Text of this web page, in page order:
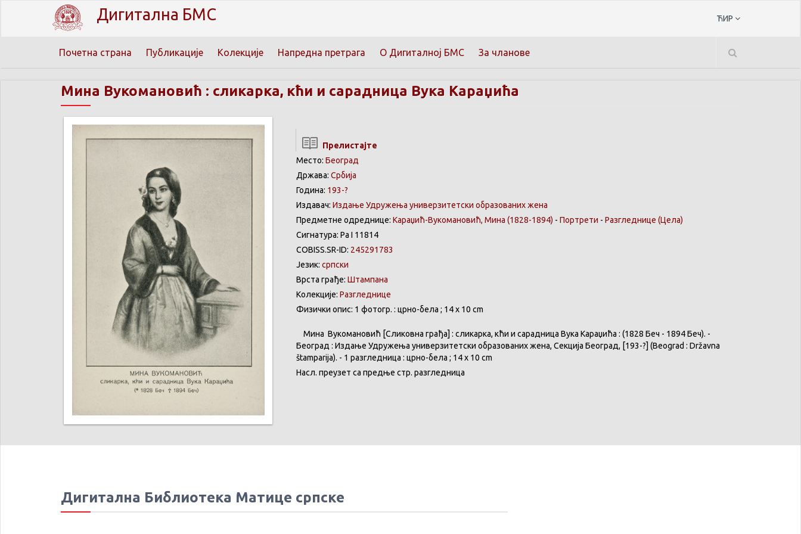
Дигитална БМС ЋИР
Почетна страна Публикације Колекције Напредна претрага О Дигиталној БМС За чланове
Мина Вукомановић : сликарка, кћи и сарадница Вука Караџића
Прелистајте
Место: Београд
Држава: Србија
Година: 193-?
Издавач: Издање Удружења универзитетски образованих жена
Предметне одреднице: Караџић-Вукомановић, Мина (1828-1894) - Портрети - Разгледнице (Цела)
Сигнатура: Ра I 11814
COBISS.SR-ID: 245291783
Језик: српски
Врста грађе: Штампана
Колекције: Разгледнице
Физички опис: 1 фотогр. : црно-бела ; 14 x 10 cm
Мина Вукомановић [Сликовна грађа] : сликарка, кћи и сарадница Вука Караџића : (1828 Беч - 1894 Беч). -
Београд : Издање Удружења универзитетски образованихжена, Секција Београд, [193-?] (Beograd : Državna
štamparija). - 1 разгледница : црно-бела ; 14 x 10 cm
Насл. преузет са предње стр. разгледница
Дигитална Библиотека Матице српске